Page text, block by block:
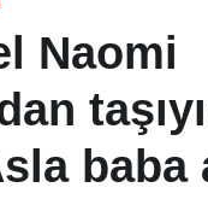
Naomi
baba